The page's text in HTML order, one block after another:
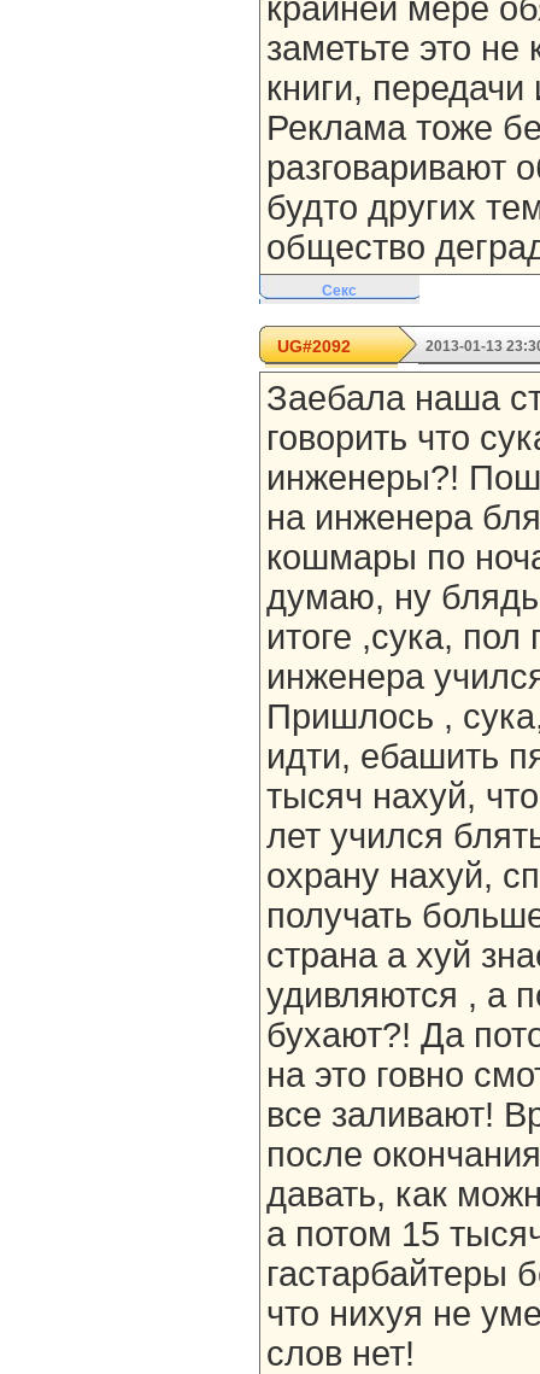
крайней мере
заметьте это не
книги,
Реклама тоже
разговаривают
будто других
общество
Секс
UG#2092 2013-01-13
Заебала наша
говорить что
инженеры?!
на инженера
кошмары по
думаю, ну
итоге ,сука, пол
инженера
Пришлось ,
идти, ебашить
тысяч нахуй,
лет учился
охрану нахуй,
получать
страна а хуй
удивляются , а
бухают?! Да
на это говно
все заливают!
после
давать, как
а потом 15
гастарбайтеры
что нихуя не
слов нет!